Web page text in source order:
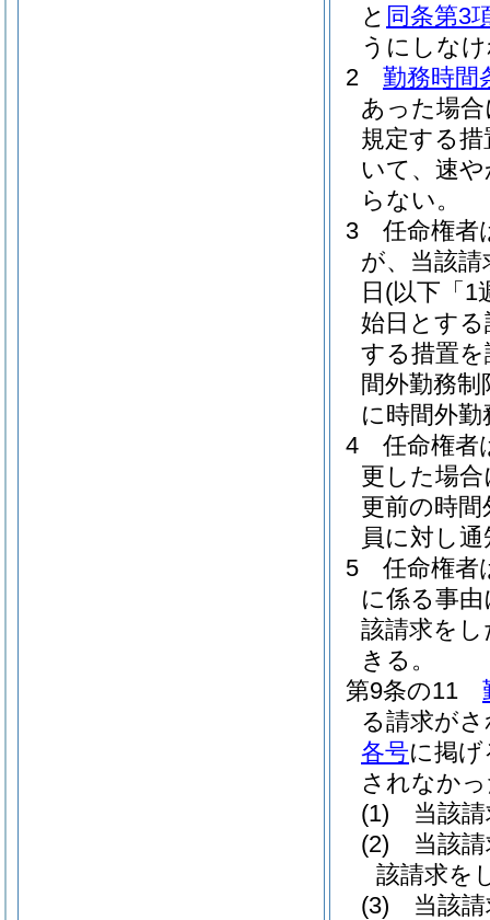
と 同条第3
うにしな
2
勤務時間
あった場
規定する
いて、速
らない。
3
任命権者
が、当該
日 (以下「1
始日とす
する措置
間外勤務
に時間外
4
任命権者
更した場
更前の時
員に対し
5
任命権者
に係る事
該請求を
きる。
第9条の11
る請求が
各号に掲
されなか
(1)
当該
(2)
当該
該請求を
(3)
当該